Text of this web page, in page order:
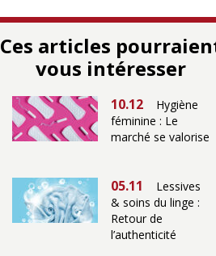
Ces articles
vous intéresser
10.12
Hygiène
féminine : Le
marché se valorise
05.11
Lessives
& soins du linge :
Retour de
l’authenticité